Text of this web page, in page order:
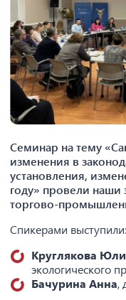
Семинар на тему
изменения в
установления,
году» провели наши
торгово-
Спикерами выступили:
Круглякова
экологического
Бачурина Анна,